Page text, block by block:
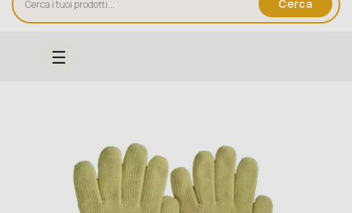
Cerca
navigazione
☰